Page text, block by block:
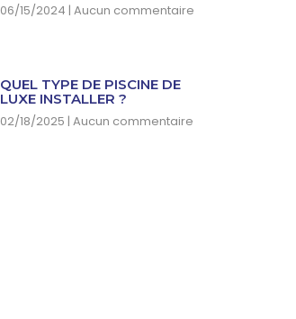
06/15/2024 Aucun commentaire
QUEL TYPE DE PISCINE DE
LUXE INSTALLER ?
02/18/2025 Aucun commentaire